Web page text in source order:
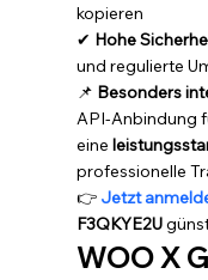
kopieren
✔ Hohe
und regulierte
📌 Besonders
API-Anbindung
eine
professionelle
👉 Jetzt
F3QKYE2U
WOO X